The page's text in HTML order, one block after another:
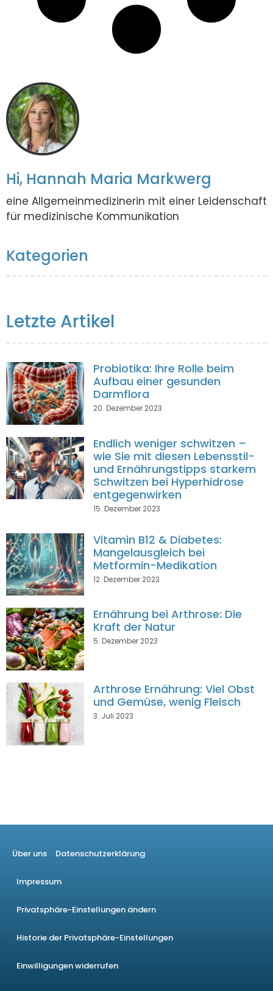
Hi, Hannah Maria Markwerg
eine Allgemeinmedizinerin mit einer Leidenschaft
für medizinische Kommunikation
Kategorien
Letzte Artikel
Probiotika: Ihre Rolle beim
Aufbau einer gesunden
Darmflora
20. Dezember 2023
Endlich weniger schwitzen –
wie Sie mit diesen Lebensstil-
und Ernährungstipps starkem
Schwitzen bei Hyperhidrose
entgegenwirken
15. Dezember 2023
Vitamin B12 & Diabetes:
Mangelausgleich bei
Metformin-Medikation
12. Dezember 2023
Ernährung bei Arthrose: Die
Kraft der Natur
5. Dezember 2023
Arthrose Ernährung: Viel Obst
und Gemüse, wenig Fleisch
3. Juli 2023
Über uns Datenschutzerklärung
Impressum
Privatsphäre-Einstellungen ändern
Historie der Privatsphäre-Einstellungen
Einwilligungen widerrufen